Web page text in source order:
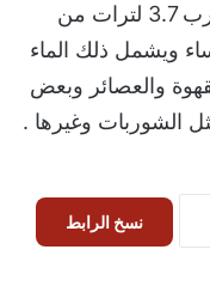
الوطنية الأميركية للعلوم الرجال بشرب 3.7 لترات من
2.7 لترات للنساء ويشمل ذلك الماء
والعصائر وبعض
الشوربات وغيرها .
نسخ الرابط